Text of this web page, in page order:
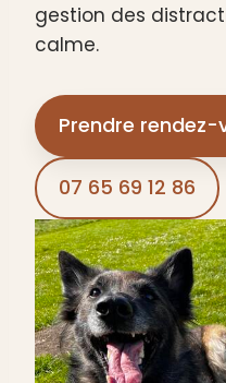
gestion des
calme.
Prendre rendez-
07 65 69 12 86